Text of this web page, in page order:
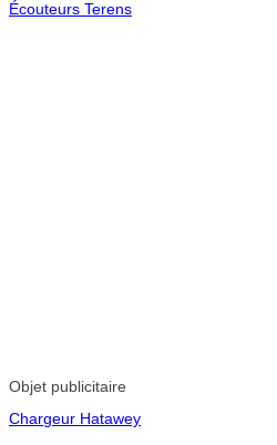
Écouteurs Terens
Objet publicitaire
Chargeur Hatawey